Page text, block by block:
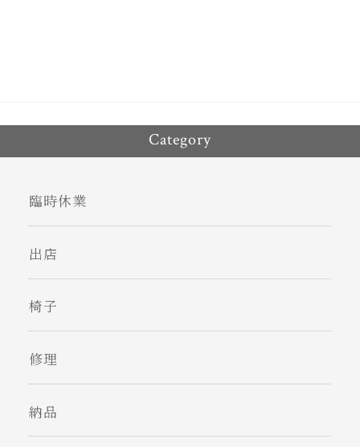
Category
臨時休業
出店
椅子
修理
納品